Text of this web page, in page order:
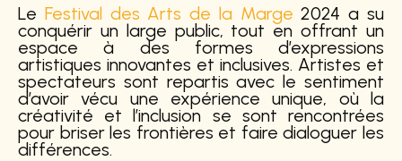
Le Festival des Arts de la Marge 2024 a su
conquérir un large public, tout en offrant un
espace à des formes d’expressions
artistiques innovantes et inclusives. Artistes et
spectateurs sont repartis avec le sentiment
d’avoir vécu une expérience unique, où la
créativité et l’inclusion se sont rencontrées
pour briser les frontières et faire dialoguer les
différences.